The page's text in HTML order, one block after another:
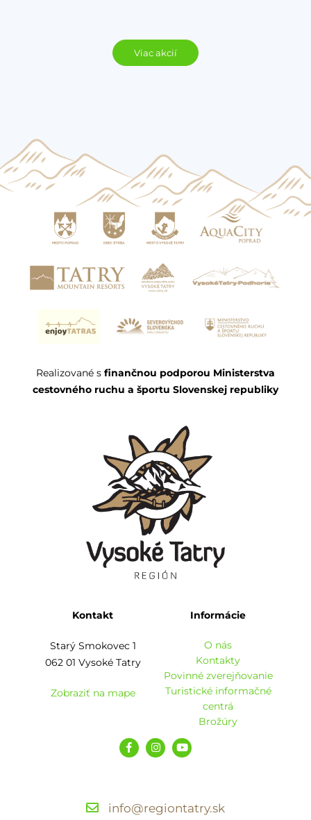
Viac akcií
Realizované s finančnou podporou Ministerstva
cestovného ruchu a športu Slovenskej republiky
Kontakt
Starý Smokovec 1
062 01 Vysoké Tatry
Zobraziť na mape
Informácie
O nás
Kontakty
Povinné zverejňovanie
Turistické informačné
centrá
Brožúry
info@regiontatry.sk